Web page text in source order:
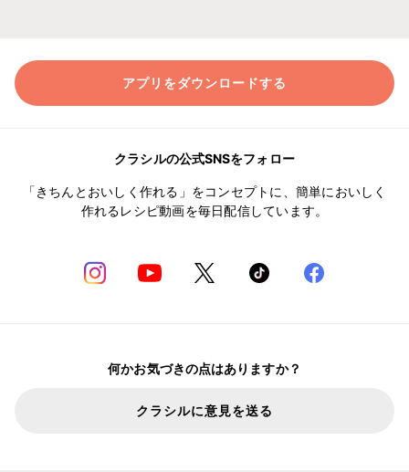
アプリをダウンロードする
クラシルの公式SNSをフォロー
「きちんとおいしく作れる」をコンセプトに、簡単においしく
作れるレシピ動画を毎日配信しています。
何かお気づきの点はありますか？
クラシルに意見を送る